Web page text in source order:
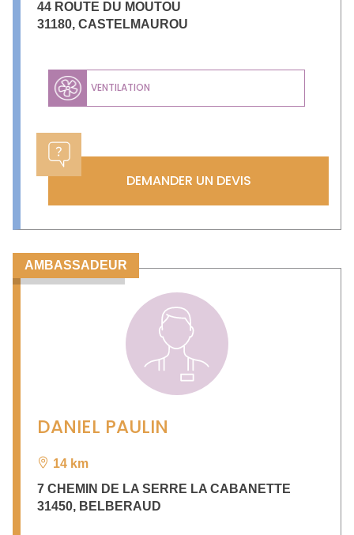
44 ROUTE DU MOUTOU
31180, CASTELMAUROU
VENTILATION
DEMANDER UN DEVIS
AMBASSADEUR
DANIEL PAULIN
14 km
7 CHEMIN DE LA SERRE LA CABANETTE
31450, BELBERAUD